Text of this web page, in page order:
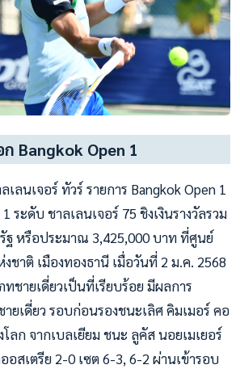
Bangkok Open 1
ลนเจอร์ ทัวร์ รายการ Bangkok Open 1
ระดับ ชาลเลนเจอร์ 75 ชิงเงินรางวัลรวม
ฐ หรือประมาณ 3,425,000 บาท ที่ศูนย์
าติ เมืองทองธานี เมื่อวันที่ 2 ม.ค. 2568
ชายเดี่ยวเป็นที่เรียบร้อย มีผลการ
ยเดี่ยว รอบก่อนรองชนะเลิศ คิมเมอร์ คอ
ลก จากเบลเยียม ชนะ ลูคัส นอยเมเยอร์
อสเตรีย 2-0 เซต 6-3, 6-2 ผ่านเข้ารอบ